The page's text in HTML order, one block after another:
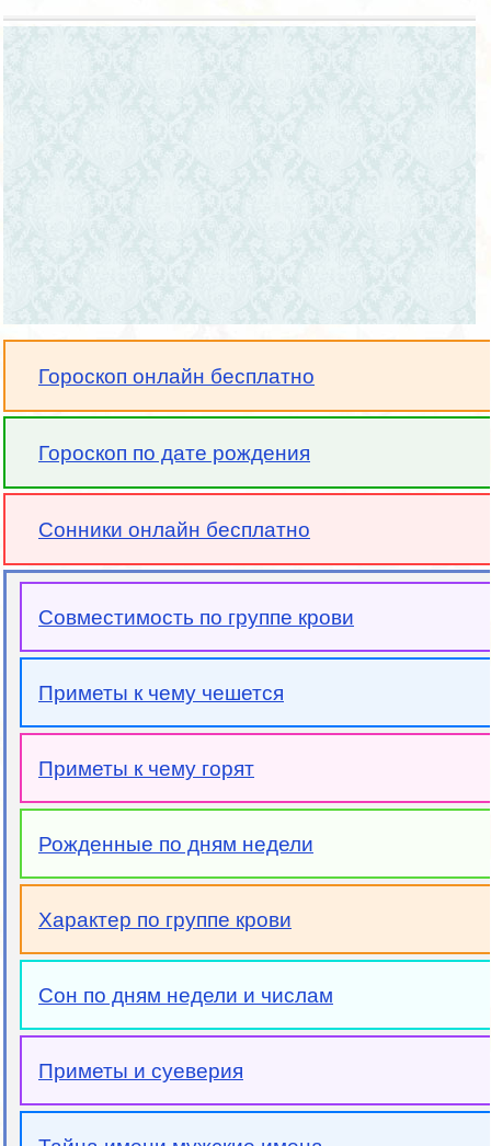
Гороскоп онлайн бесплатно
Гороскоп по дате рождения
Сонники онлайн бесплатно
Совместимость по группе крови
Приметы к чему чешется
Приметы к чему горят
Рожденные по дням недели
Характер по группе крови
Сон по дням недели и числам
Приметы и суеверия